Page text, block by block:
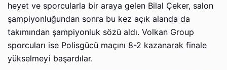
heyet ve sporcularla bir araya gelen Bilal Çeker, salon
şampiyonluğundan sonra bu kez açık alanda da
takımından şampiyonluk sözü aldı. Volkan Group
sporcuları ise Polisgücü maçını 8-2 kazanarak finale
yükselmeyi başardılar.